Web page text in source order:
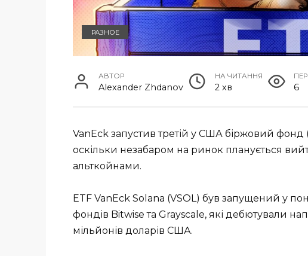
РАЗНОЕ
АВТОР
Alexander Zhdanov
НА ЧИТАННЯ
2 хв 6
VanEck запустив третій у США біржовий фонд
оскільки незабаром на ринок планується
альткойнами.
ETF VanEck Solana (VSOL) був запущений у
фондів Bitwise та Grayscale, які дебютували
мільйонів доларів США.